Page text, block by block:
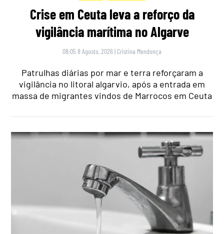
Crise em Ceuta leva a reforço da
vigilância marítima no Algarve
08:05 8 Agosto, 2026 | Cristina Mendonça
Patrulhas diárias por mar e terra reforçaram a
vigilância no litoral algarvio, após a entrada em
massa de migrantes vindos de Marrocos em Ceuta